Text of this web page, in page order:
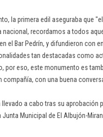
la primera edil aseguraba que
nacional, recordamos a todos
el Bar Pedrín, y difundieron con
tan destacadas como
por eso, este monumento es
con una buena
a cabo tras su aprobación
Municipal de El Albujón-